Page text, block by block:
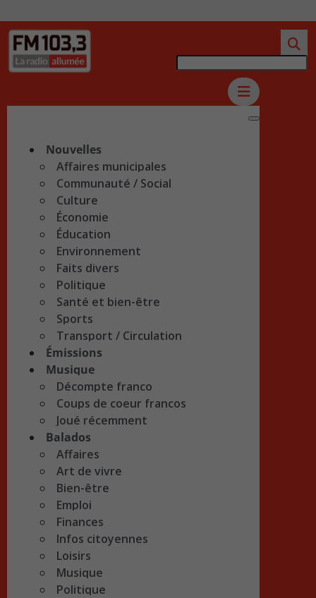
Nouvelles
Affaires municipales
Communauté / Social
Culture
Économie
Éducation
Environnement
Faits divers
Politique
Santé et bien-être
Sports
Transport / Circulation
Émissions
Musique
Décompte franco
Coups de coeur francos
Joué récemment
Balados
Affaires
Art de vivre
Bien-être
Emploi
Finances
Infos citoyennes
Loisirs
Musique
Politique